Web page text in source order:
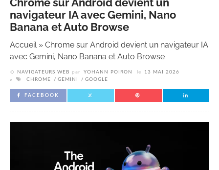
Chrome sur Android devient un
navigateur IA avec Gemini, Nano
Banana et Auto Browse
Accueil» Chrome sur Android devient un navigateur IA
avec Gemini, Nano Banana et Auto Browse
NAVIGATEURS WEB par YOHANN POIRON le
13 MAI 2026
CHROME
GEMINI GOOGLE
FACEBOOK